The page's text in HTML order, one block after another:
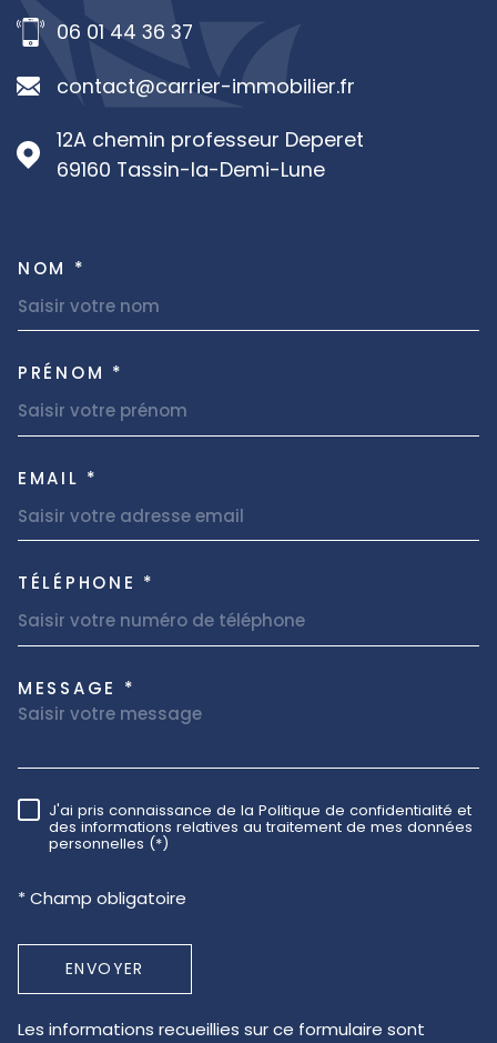
06 01 44 36 37
contact@carrier-immobilier.fr
12A chemin professeur Deperet
69160
Tassin-la-Demi-Lune
NOM *
PRÉNOM *
EMAIL *
TÉLÉPHONE *
MESSAGE *
RÈGLEMENTATION
J'ai pris connaissance de la Politique de confidentialité et
des informations relatives au traitement de mes données
personnelles (*)
* Champ obligatoire
ENVOYER
Les informations recueillies sur ce formulaire sont